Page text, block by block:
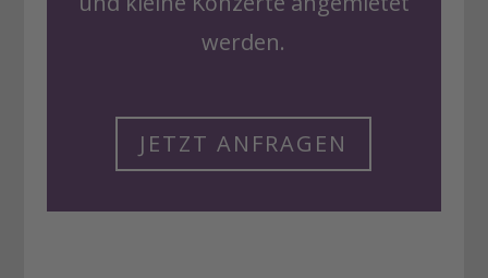
werden.
JETZT ANFRAGEN